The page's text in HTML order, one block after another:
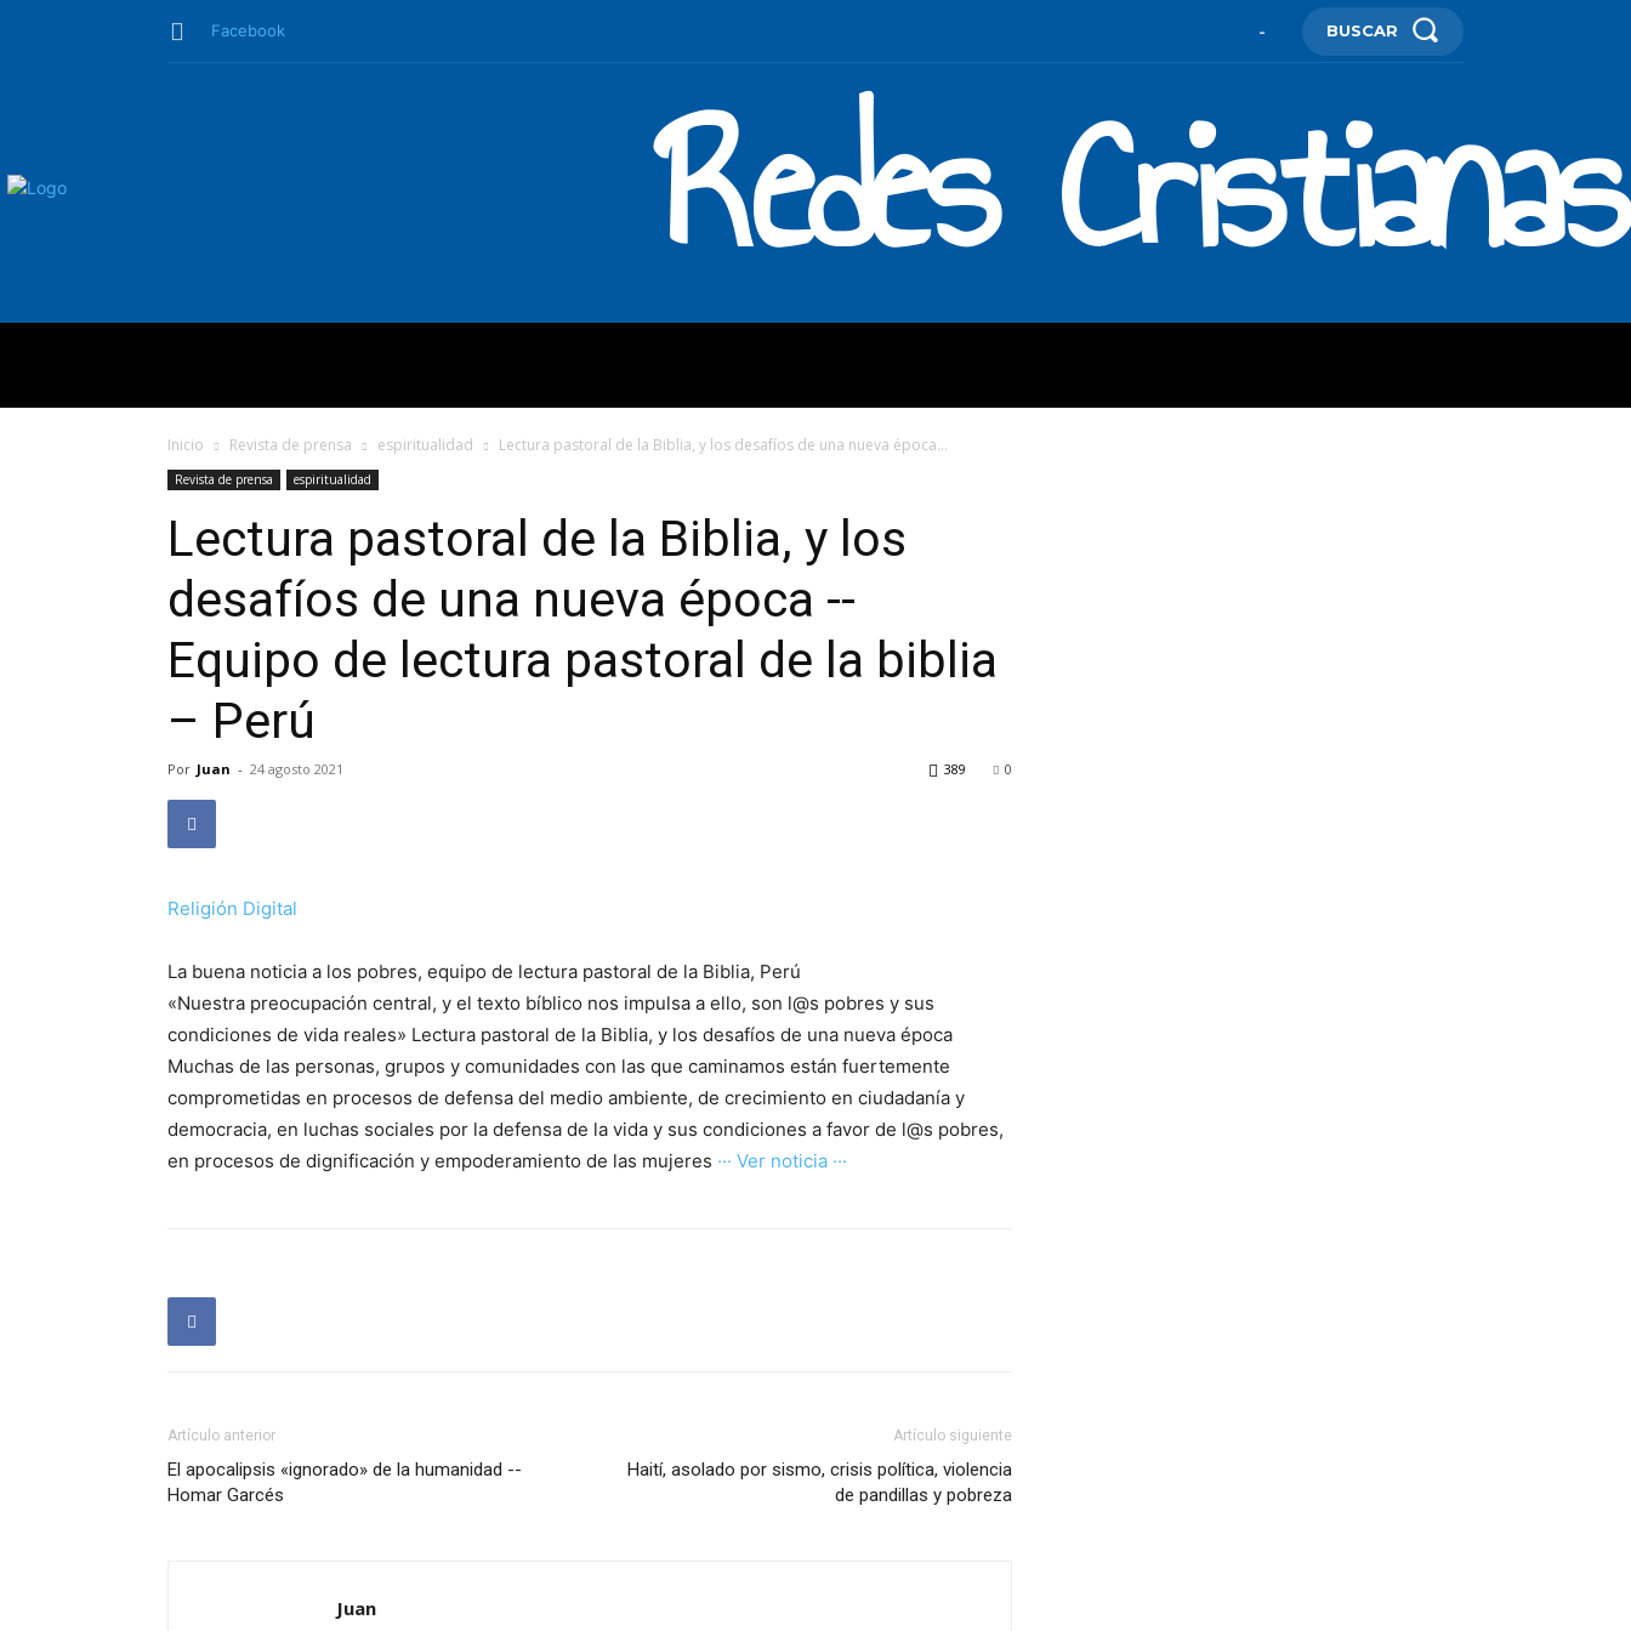
Facebook - BUSCAR
Redes Cristianas
Inicio Revista de prensa espiritualidad Lectura pastoral de la Biblia, y los desafíos de una nueva época...
Revista de prensa espiritualidad
Lectura pastoral de la Biblia, y los
desafíos de una nueva época --
Equipo de lectura pastoral de la biblia
– Perú
Por Juan - 24 agosto 2021 0
389
Religión Digital
La buena noticia a los pobres, equipo de lectura pastoral de la Biblia, Perú
«Nuestra preocupación central, y el texto bíblico nos impulsa a ello, son l@s pobres y sus
condiciones de vida reales» Lectura pastoral de la Biblia, y los desafíos de una nueva época
Muchas de las personas, grupos y comunidades con las que caminamos están fuertemente
comprometidas en procesos de defensa del medio ambiente, de crecimiento en ciudadanía y
democracia, en luchas sociales por la defensa de la vida y sus condiciones a favor de l@s pobres,
en procesos de dignificación y empoderamiento de las mujeres ··· Ver noticia ···
Artículo anterior
El apocalipsis «ignorado» de la humanidad --
Homar Garcés
Artículo siguiente
Haití, asolado por sismo, crisis política, violencia
de pandillas y pobreza
Juan